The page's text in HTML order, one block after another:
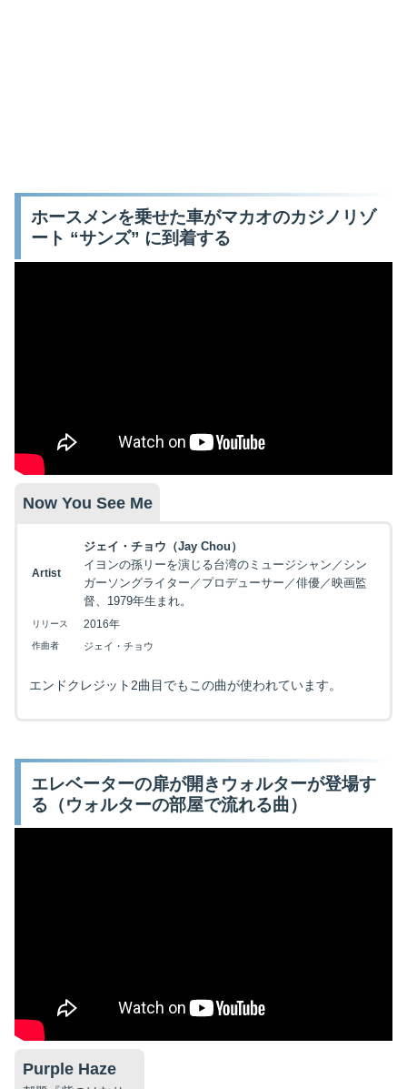
ホースメンを乗せた車がマカオのカジノリゾ
ート “サンズ” に到着する
Now You See Me
Artist
ジェイ・チョウ（Jay Chou）
イヨンの孫リーを演じる台湾のミュージシャン／シン
ガーソングライター／プロデューサー／俳優／映画監
督、1979年生まれ。
リリース 2016年
作曲者 ジェイ・チョウ
エンドクレジット2曲目でもこの曲が使われています。
エレベーターの扉が開きウォルターが登場す
る（ウォルターの部屋で流れる曲）
Purple Haze